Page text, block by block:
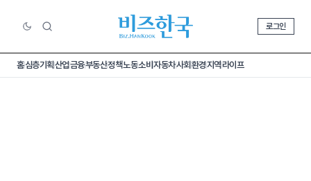
로그인
홈심층기획산업금융부동산정책노동소비 자동차사회환경지역라이프